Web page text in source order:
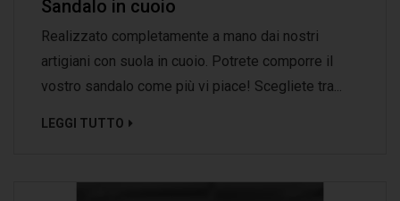
Sandalo in cuoio
Realizzato completamente a mano dai nostri
artigiani con suola in cuoio. Potrete comporre il
vostro sandalo come più vi piace! Scegliete tra...
LEGGI TUTTO